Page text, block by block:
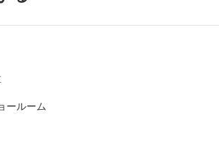
ールーム